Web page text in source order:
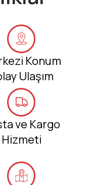
Konum
Ulaşım
ve Kargo
Hizmeti